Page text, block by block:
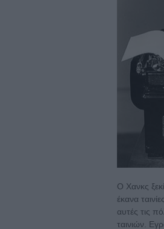
Ο Χανκς
έκανα
αυτές τις
ταινιών.